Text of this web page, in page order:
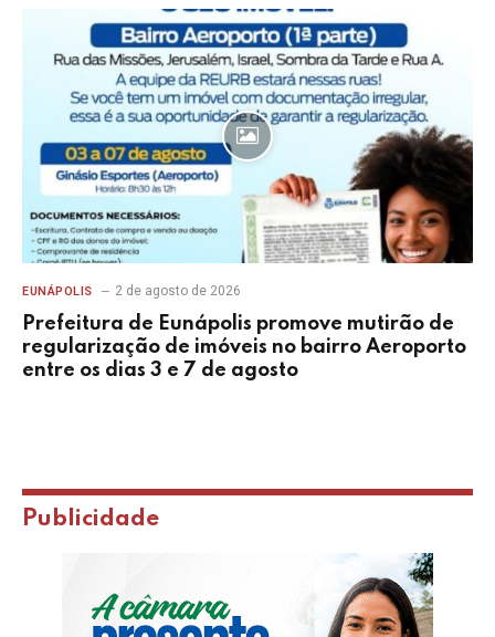
EUNÁPOLIS 2 de agosto de 2026
Prefeitura de Eunápolis promove mutirão de
regularização de imóveis no bairro Aeroporto
entre os dias 3 e 7 de agosto
Publicidade